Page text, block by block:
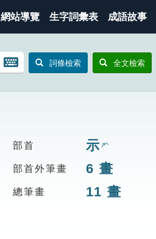
網站導覽 生字詞彙表 成語故事
開
鍵
詞條檢索 全文檢索
部首 示 ㄕˋ
部首外筆畫 6 畫
總筆畫 11 畫